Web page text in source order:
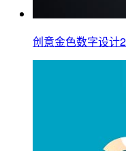
创意金色数字设计